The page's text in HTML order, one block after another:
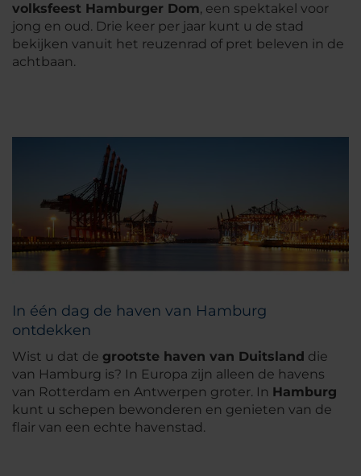
volksfeest Hamburger Dom, een spektakel voor
jong en oud. Drie keer per jaar kunt u de stad
bekijken vanuit het reuzenrad of pret beleven in de
achtbaan.
In één dag de haven van Hamburg
ontdekken
Wist u dat de grootste haven van Duitsland die
van Hamburg is? In Europa zijn alleen de havens
van Rotterdam en Antwerpen groter. In Hamburg
kunt u schepen bewonderen en genieten van de
flair van een echte havenstad.